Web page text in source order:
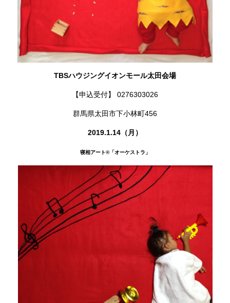
TBSハウジングイオンモール太田会場
【申込受付】 0276303026
群馬県太田市下小林町456
2019.1.14（月）
寝相アート®「オーケストラ」